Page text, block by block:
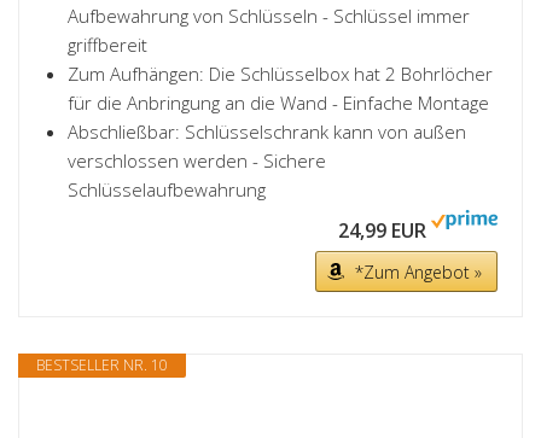
Aufbewahrung von Schlüsseln - Schlüssel immer
griffbereit
Zum Aufhängen: Die Schlüsselbox hat 2 Bohrlöcher
für die Anbringung an die Wand - Einfache Montage
Abschließbar: Schlüsselschrank kann von außen
verschlossen werden - Sichere
Schlüsselaufbewahrung
24,99 EUR
*Zum Angebot »
BESTSELLER NR. 10